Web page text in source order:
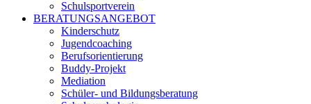
Schulsportverein
BERATUNGSANGEBOT
Kinderschutz
Jugendcoaching
Berufsorientierung
Buddy-Projekt
Mediation
Schüler- und Bildungsberatung